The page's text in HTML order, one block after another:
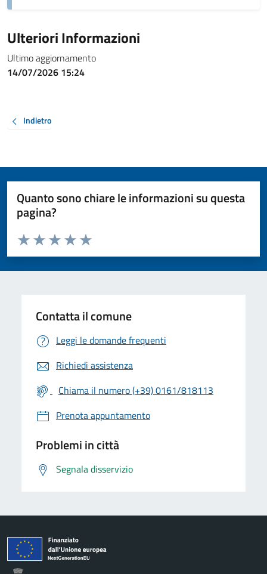
Ulteriori Informazioni
Ultimo aggiornamento
14/07/2026 15:24
Indietro
Quanto sono chiare le informazioni su questa
pagina?
Valuta da 1 a 5 stelle la pagina
Valuta 5 stelle su 5
Valuta 4 stelle su 5
Valuta 3 stelle su 5
Valuta 2 stelle su 5
Valuta 1 stelle su 5
Contatta il comune
Leggi le domande frequenti
Richiedi assistenza
Chiama il numero (+39) 0161/818113
Prenota appuntamento
Problemi in città
Segnala disservizio